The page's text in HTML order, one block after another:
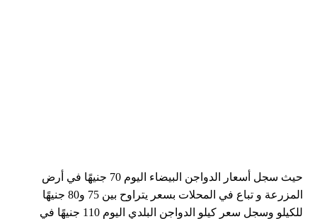
حيث سجل أسعار الدواجن البيضاء اليوم 70 جنيهًا في أرض
المزرعة و تباع في المحلات بسعر يتراوح بين 75 و80 جنيهًا
للكيلو وسجل سعر كيلو الدواجن البلدي اليوم 110 جنيهًا في